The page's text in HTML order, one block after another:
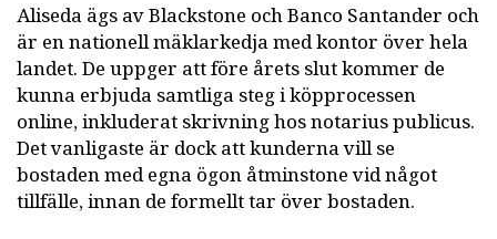
Aliseda ägs av Blackstone och Banco Santander och
är en nationell mäklarkedja med kontor över hela
landet. De uppger att före årets slut kommer de
kunna erbjuda samtliga steg i köpprocessen
online, inkluderat skrivning hos notarius publicus.
Det vanligaste är dock att kunderna vill se
bostaden med egna ögon åtminstone vid något
tillfälle, innan de formellt tar över bostaden.